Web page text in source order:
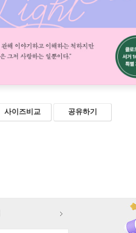
사이즈비교 공유하기